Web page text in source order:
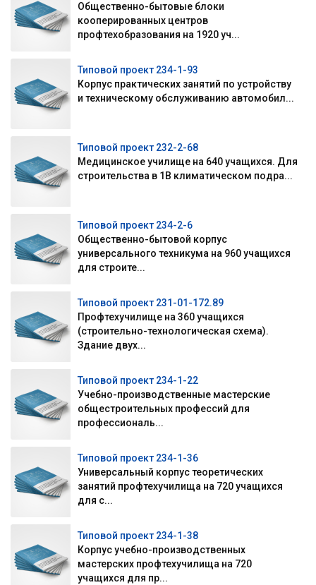
Общественно-бытовые блоки
кооперированных центров
профтехобразования на 1920 уч...
Типовой проект 234-1-93
Корпус практических занятий по устройству
и техническому обслуживанию автомобил...
Типовой проект 232-2-68
Медицинское училище на 640 учащихся. Для
строительства в 1В климатическом подра...
Типовой проект 234-2-6
Общественно-бытовой корпус
универсального техникума на 960 учащихся
для строите...
Типовой проект 231-01-172.89
Профтехучилище на 360 учащихся
(строительно-технологическая схема).
Здание двух...
Типовой проект 234-1-22
Учебно-производственные мастерские
общестроительных профессий для
профессиональ...
Типовой проект 234-1-36
Универсальный корпус теоретических
занятий профтехучилища на 720 учащихся
для с...
Типовой проект 234-1-38
Корпус учебно-производственных
мастерских профтехучилища на 720
учащихся для пр...